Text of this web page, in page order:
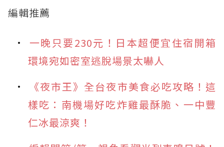
編輯推薦
一晚只要230元！日本超便宜住宿開箱
環境宛如密室逃脫場景太嚇人
《夜市王》全台夜市美食必吃攻略！這
樣吃：南機場好吃炸雞最酥脆、一中豐
仁冰最涼爽！